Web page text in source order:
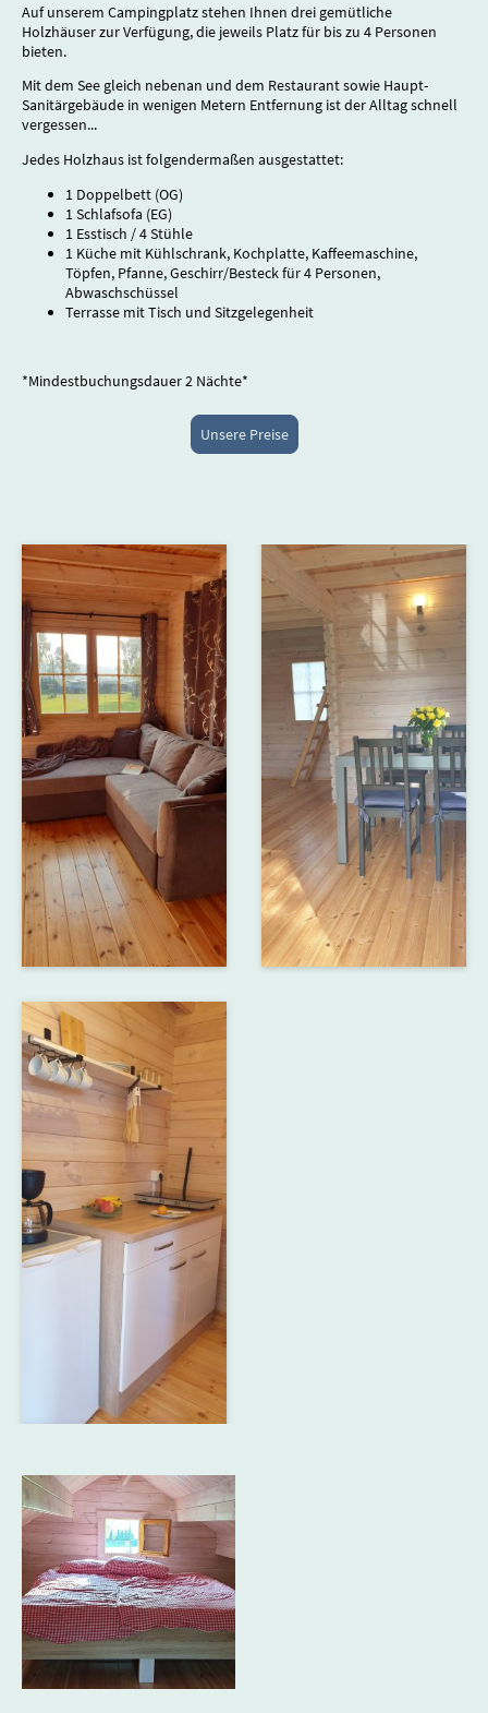
Auf unserem Campingplatz stehen Ihnen drei gemütliche
Holzhäuser zur Verfügung, die jeweils Platz für bis zu 4 Personen
bieten.
Mit dem See gleich nebenan und dem Restaurant sowie Haupt-
Sanitärgebäude in wenigen Metern Entfernung ist der Alltag schnell
vergessen...
Jedes Holzhaus ist folgendermaßen ausgestattet:
1 Doppelbett (OG)
1 Schlafsofa (EG)
1 Esstisch / 4 Stühle
1 Küche mit Kühlschrank, Kochplatte, Kaffeemaschine,
Töpfen, Pfanne, Geschirr/Besteck für 4 Personen,
Abwaschschüssel
Terrasse mit Tisch und Sitzgelegenheit
*Mindestbuchungsdauer 2 Nächte*
Unsere Preise